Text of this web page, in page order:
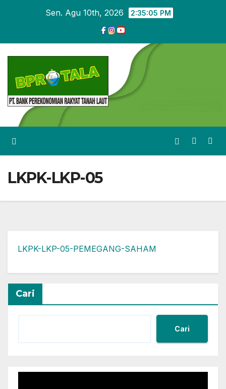
Sen. Agu 10th, 2026 2:35:06 PM
LKPK-LKP-05
LKPK-LKP-05-PEMEGANG-SAHAM
Cari
Cari